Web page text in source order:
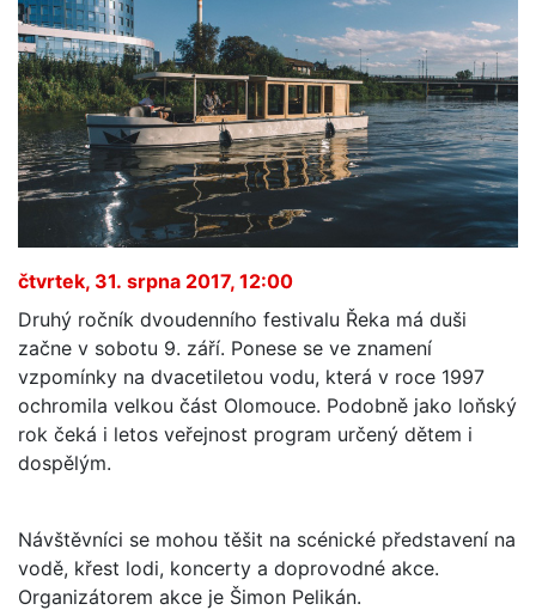
čtvrtek, 31. srpna 2017, 12:00
Druhý ročník dvoudenního festivalu Řeka má duši
začne v sobotu 9. září. Ponese se ve znamení
vzpomínky na dvacetiletou vodu, která v roce 1997
ochromila velkou část Olomouce. Podobně jako loňský
rok čeká i letos veřejnost program určený dětem i
dospělým.
Návštěvníci se mohou těšit na scénické představení na
vodě, křest lodi, koncerty a doprovodné akce.
Organizátorem akce je Šimon Pelikán.